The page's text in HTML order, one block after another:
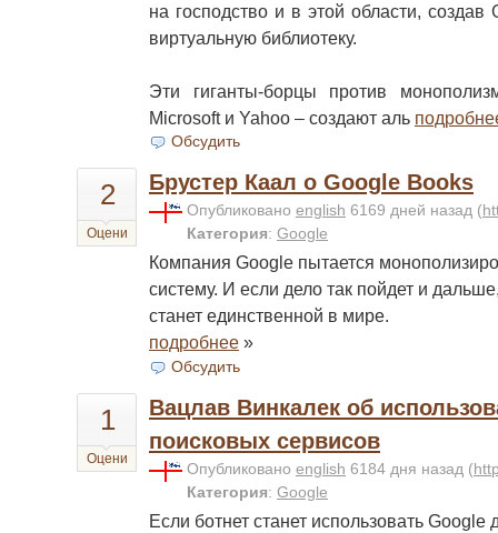
на господство и в этой области,
виртуальную библиотеку.
Эти гиганты-борцы против
Microsoft и Yahoo – создают аль
Обсудить
2
Оцени
Брустер Каал о Google Books
Опубликовано english 6169 дней назад (
Категория: Google
Компания Google пытается
систему. И если дело так пойдет и
станет единственной в мире.
подробнее »
Обсудить
1
Оцени
Вацлав Винкалек об
поисковых сервисов
Опубликовано english 6184 дня назад (
Категория: Google
Если ботнет станет использовать